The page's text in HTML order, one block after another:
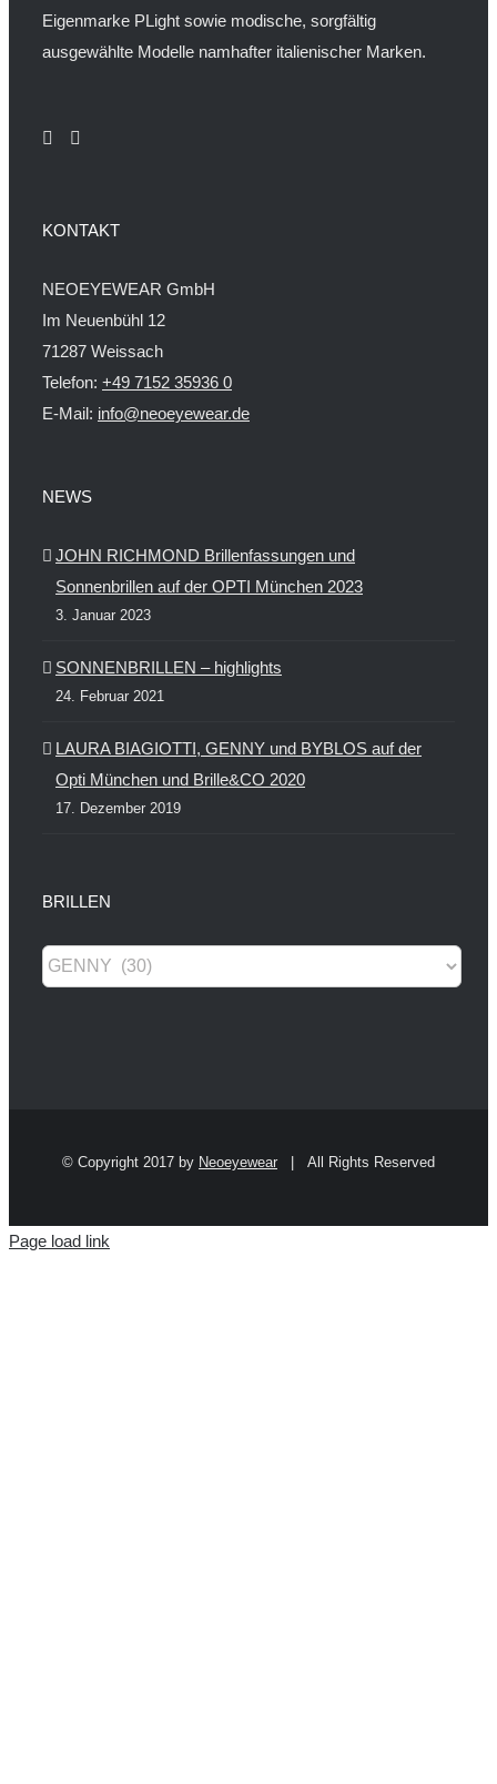
Eigenmarke PLight sowie modische, sorgfältig
ausgewählte Modelle namhafter italienischer Marken.
KONTAKT
NEOEYEWEAR GmbH
Im Neuenbühl 12
71287 Weissach
Telefon: +49 7152 35936 0
E-Mail: info@neoeyewear.de
NEWS
JOHN RICHMOND Brillenfassungen und
Sonnenbrillen auf der OPTI München 2023
3. Januar 2023
SONNENBRILLEN – highlights
24. Februar 2021
LAURA BIAGIOTTI, GENNY und BYBLOS auf der
Opti München und Brille&CO 2020
17. Dezember 2019
BRILLEN
© Copyright 2017 by Neoeyewear | All Rights Reserved
Page load link